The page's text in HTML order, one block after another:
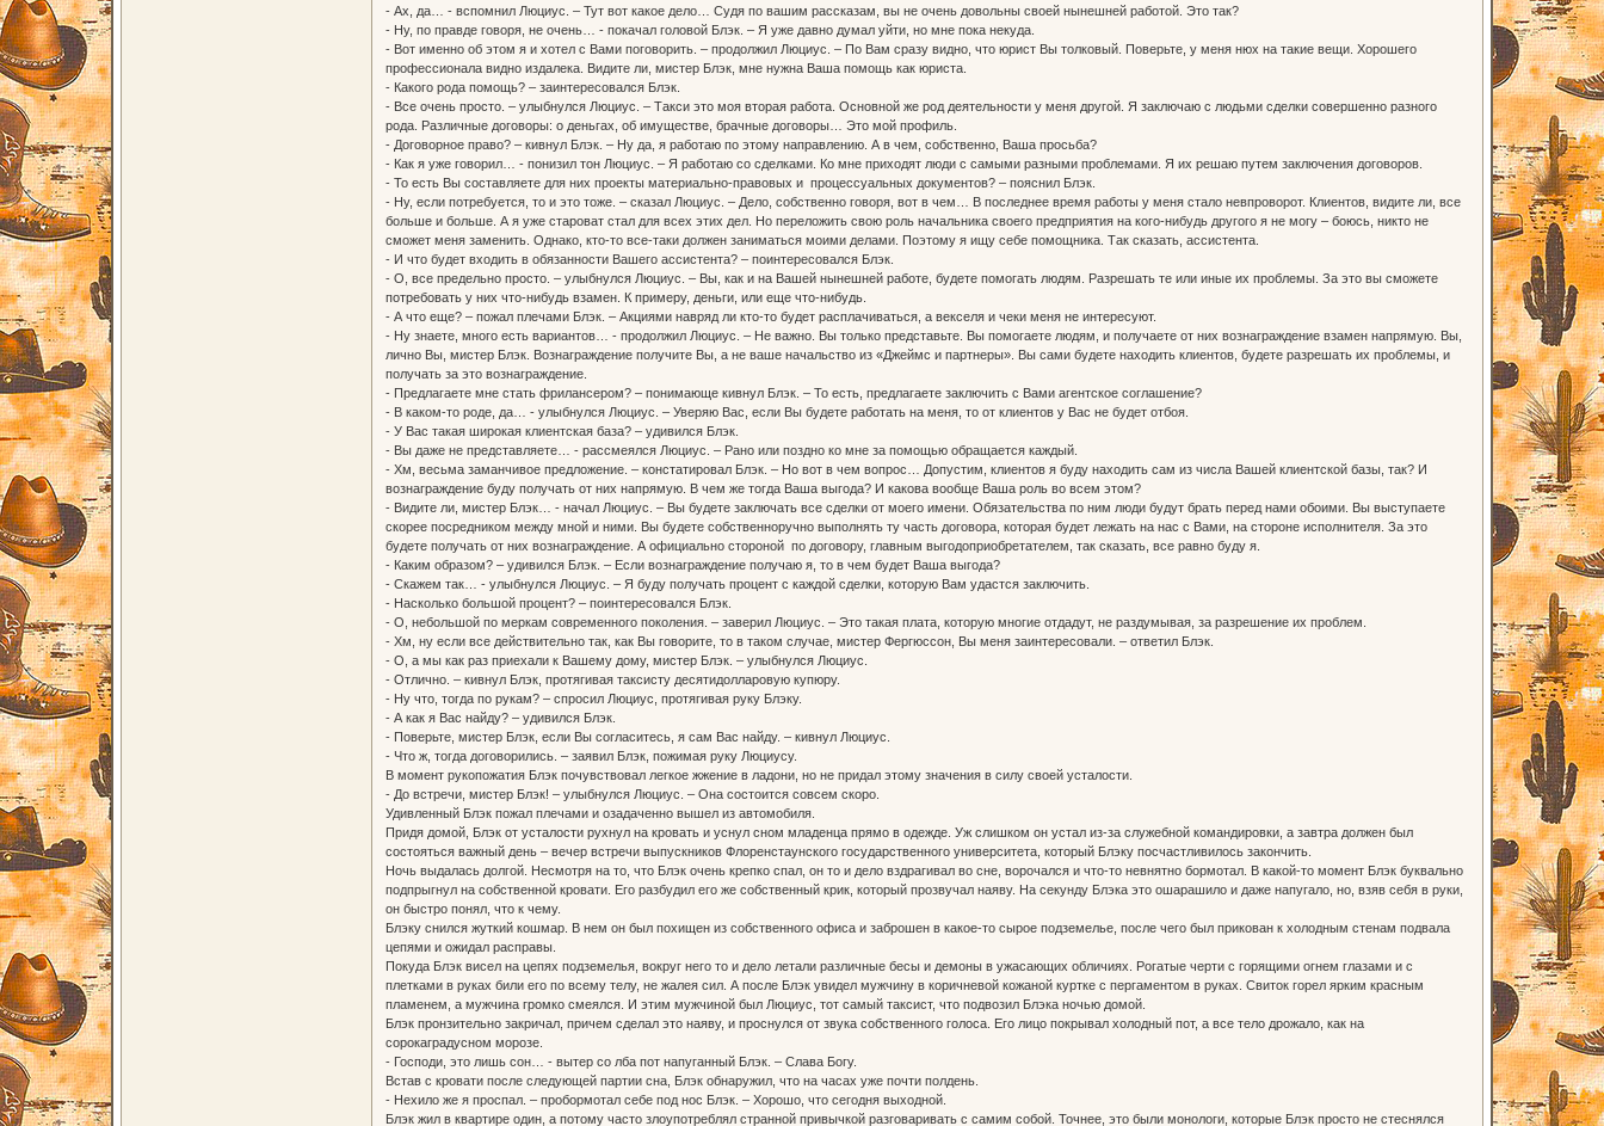
- Ах, да… - вспомнил Люциус. – Тут вот какое дело… Судя по вашим рассказам, вы не очень довольны своей нынешней работой. Это так?
- Ну, по правде говоря, не очень… - покачал головой Блэк. – Я уже давно думал уйти, но мне пока некуда.
- Вот именно об этом я и хотел с Вами поговорить. – продолжил Люциус. – По Вам сразу видно, что юрист Вы толковый. Поверьте, у меня нюх на такие вещи. Хорошего
профессионала видно издалека. Видите ли, мистер Блэк, мне нужна Ваша помощь как юриста.
- Какого рода помощь? – заинтересовался Блэк.
- Все очень просто. – улыбнулся Люциус. – Такси это моя вторая работа. Основной же род деятельности у меня другой. Я заключаю с людьми сделки совершенно разного
рода. Различные договоры: о деньгах, об имуществе, брачные договоры… Это мой профиль.
- Договорное право? – кивнул Блэк. – Ну да, я работаю по этому направлению. А в чем, собственно, Ваша просьба?
- Как я уже говорил… - понизил тон Люциус. – Я работаю со сделками. Ко мне приходят люди с самыми разными проблемами. Я их решаю путем заключения договоров.
- То есть Вы составляете для них проекты материально-правовых и процессуальных документов? – пояснил Блэк.
- Ну, если потребуется, то и это тоже. – сказал Люциус. – Дело, собственно говоря, вот в чем… В последнее время работы у меня стало невпроворот. Клиентов, видите ли, все
больше и больше. А я уже староват стал для всех этих дел. Но переложить свою роль начальника своего предприятия на кого-нибудь другого я не могу – боюсь, никто не
сможет меня заменить. Однако, кто-то все-таки должен заниматься моими делами. Поэтому я ищу себе помощника. Так сказать, ассистента.
- И что будет входить в обязанности Вашего ассистента? – поинтересовался Блэк.
- О, все предельно просто. – улыбнулся Люциус. – Вы, как и на Вашей нынешней работе, будете помогать людям. Разрешать те или иные их проблемы. За это вы сможете
потребовать у них что-нибудь взамен. К примеру, деньги, или еще что-нибудь.
- А что еще? – пожал плечами Блэк. – Акциями навряд ли кто-то будет расплачиваться, а векселя и чеки меня не интересуют.
- Ну знаете, много есть вариантов… - продолжил Люциус. – Не важно. Вы только представьте. Вы помогаете людям, и получаете от них вознаграждение взамен напрямую. Вы,
лично Вы, мистер Блэк. Вознаграждение получите Вы, а не ваше начальство из «Джеймс и партнеры». Вы сами будете находить клиентов, будете разрешать их проблемы, и
получать за это вознаграждение.
- Предлагаете мне стать фрилансером? – понимающе кивнул Блэк. – То есть, предлагаете заключить с Вами агентское соглашение?
- В каком-то роде, да… - улыбнулся Люциус. – Уверяю Вас, если Вы будете работать на меня, то от клиентов у Вас не будет отбоя.
- У Вас такая широкая клиентская база? – удивился Блэк.
- Вы даже не представляете… - рассмеялся Люциус. – Рано или поздно ко мне за помощью обращается каждый.
- Хм, весьма заманчивое предложение. – констатировал Блэк. – Но вот в чем вопрос… Допустим, клиентов я буду находить сам из числа Вашей клиентской базы, так? И
вознаграждение буду получать от них напрямую. В чем же тогда Ваша выгода? И какова вообще Ваша роль во всем этом?
- Видите ли, мистер Блэк… - начал Люциус. – Вы будете заключать все сделки от моего имени. Обязательства по ним люди будут брать перед нами обоими. Вы выступаете
скорее посредником между мной и ними. Вы будете собственноручно выполнять ту часть договора, которая будет лежать на нас с Вами, на стороне исполнителя. За это
будете получать от них вознаграждение. А официально стороной по договору, главным выгодоприобретателем, так сказать, все равно буду я.
- Каким образом? – удивился Блэк. – Если вознаграждение получаю я, то в чем будет Ваша выгода?
- Скажем так… - улыбнулся Люциус. – Я буду получать процент с каждой сделки, которую Вам удастся заключить.
- Насколько большой процент? – поинтересовался Блэк.
- О, небольшой по меркам современного поколения. – заверил Люциус. – Это такая плата, которую многие отдадут, не раздумывая, за разрешение их проблем.
- Хм, ну если все действительно так, как Вы говорите, то в таком случае, мистер Фергюссон, Вы меня заинтересовали. – ответил Блэк.
- О, а мы как раз приехали к Вашему дому, мистер Блэк. – улыбнулся Люциус.
- Отлично. – кивнул Блэк, протягивая таксисту десятидолларовую купюру.
- Ну что, тогда по рукам? – спросил Люциус, протягивая руку Блэку.
- А как я Вас найду? – удивился Блэк.
- Поверьте, мистер Блэк, если Вы согласитесь, я сам Вас найду. – кивнул Люциус.
- Что ж, тогда договорились. – заявил Блэк, пожимая руку Люциусу.
В момент рукопожатия Блэк почувствовал легкое жжение в ладони, но не придал этому значения в силу своей усталости.
- До встречи, мистер Блэк! – улыбнулся Люциус. – Она состоится совсем скоро.
Удивленный Блэк пожал плечами и озадаченно вышел из автомобиля.
Придя домой, Блэк от усталости рухнул на кровать и уснул сном младенца прямо в одежде. Уж слишком он устал из-за служебной командировки, а завтра должен был
состояться важный день – вечер встречи выпускников Флоренстаунского государственного университета, который Блэку посчастливилось закончить.
Ночь выдалась долгой. Несмотря на то, что Блэк очень крепко спал, он то и дело вздрагивал во сне, ворочался и что-то невнятно бормотал. В какой-то момент Блэк буквально
подпрыгнул на собственной кровати. Его разбудил его же собственный крик, который прозвучал наяву. На секунду Блэка это ошарашило и даже напугало, но, взяв себя в руки,
он быстро понял, что к чему.
Блэку снился жуткий кошмар. В нем он был похищен из собственного офиса и заброшен в какое-то сырое подземелье, после чего был прикован к холодным стенам подвала
цепями и ожидал расправы.
Покуда Блэк висел на цепях подземелья, вокруг него то и дело летали различные бесы и демоны в ужасающих обличиях. Рогатые черти с горящими огнем глазами и с
плетками в руках били его по всему телу, не жалея сил. А после Блэк увидел мужчину в коричневой кожаной куртке с пергаментом в руках. Свиток горел ярким красным
пламенем, а мужчина громко смеялся. И этим мужчиной был Люциус, тот самый таксист, что подвозил Блэка ночью домой.
Блэк пронзительно закричал, причем сделал это наяву, и проснулся от звука собственного голоса. Его лицо покрывал холодный пот, а все тело дрожало, как на
сорокаградусном морозе.
- Господи, это лишь сон… - вытер со лба пот напуганный Блэк. – Слава Богу.
Встав с кровати после следующей партии сна, Блэк обнаружил, что на часах уже почти полдень.
- Нехило же я проспал. – пробормотал себе под нос Блэк. – Хорошо, что сегодня выходной.
Блэк жил в квартире один, а потому часто злоупотреблял странной привычкой разговаривать с самим собой. Точнее, это были монологи, которые Блэк просто не стеснялся